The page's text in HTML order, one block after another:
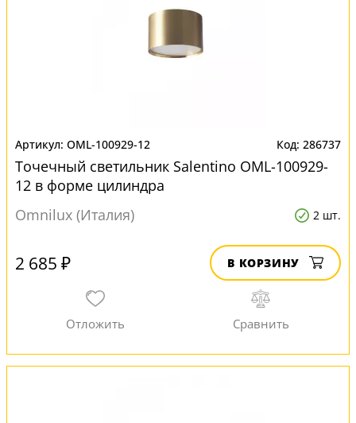
OML-100929-12 286737
Точечный светильник Salentino OML-100929-
12 в форме цилиндра
Omnilux (Италия)
2 шт.
2 685 ₽ В КОРЗИНУ